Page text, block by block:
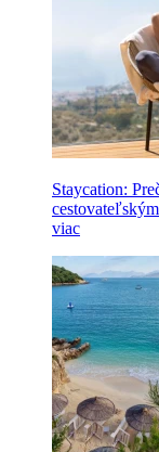
Staycation:
viac